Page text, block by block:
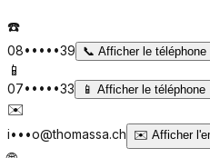
☎️
08•••••39 📞 Afficher le téléphone
📱
07•••••33 📱 Afficher le téléphone
✉️
i•••o@thomassa.ch ✉️ Afficher